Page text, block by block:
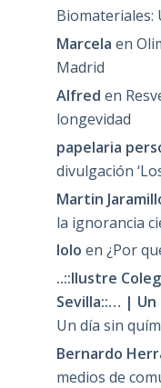
Biomateriales:
Marcela en
Madrid
Alfred en
longevidad
papelaria
divulgación
Martin
la ignorancia
lolo en ¿Por
..::Ilustre
Sevilla::… | Un
Un día sin
Bernardo
medios de